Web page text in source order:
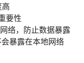
要性
络，防止数据暴露
暴露在本地网络